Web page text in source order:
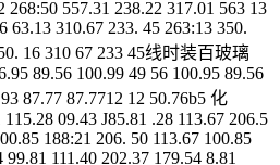
268:50 557.31 238.22 317.01 563 13
63.13 310.67 233. 45 263:13 350.
16 310 67 233 45线时装百玻璃
89.56 100.99 49 56 100.95 89.56
87.77 87.7712 12 50.76b5 化
09.43 J85.81 .28 113.67 206.5
188:21 206. 50 113.67 100.85
99.81 111.40 202.37 179.54 8.81